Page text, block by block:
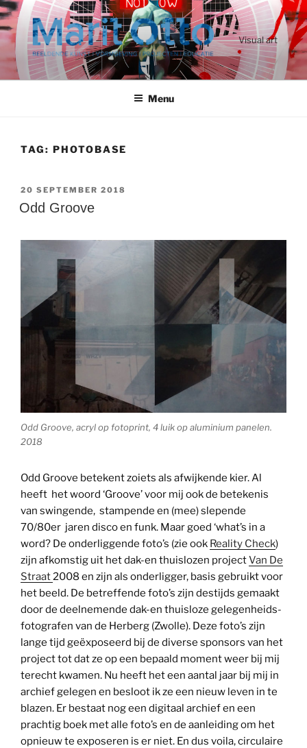
Ga
naar
de
inhoud
Visual art
Menu
TAG: PHOTOBASE
GEPLAATST
OP
20 SEPTEMBER 2018
Odd Groove
Odd Groove, acryl op fotoprint, 4 luik op aluminium panelen.
2018
Odd Groove betekent zoiets als afwijkende kier. Al
heeft het woord ‘Groove’ voor mij ook de betekenis
van swingende, stampende en (mee) slepende
70/80er jaren disco en funk. Maar goed ‘what’s in a
word? De onderliggende foto’s (zie ook Reality Check)
zijn afkomstig uit het dak-en thuislozen projectVan De
Straat2008 en zijn als onderligger, basis gebruikt voor
het beeld. De betreffende foto’s zijn destijds gemaakt
door de deelnemende dak-en thuisloze gelegenheids-
fotografen van de Herberg (Zwolle). Deze foto’s zijn
lange tijd geëxposeerd bij de diverse sponsors van het
project tot dat ze op een bepaald moment weer bij mij
terecht kwamen. Nu heeft het een aantal jaar bij mij in
archief gelegen en besloot ik ze een nieuw leven in te
blazen. Er bestaat nog een digitaal archief en een
prachtig boek met alle foto’s en de aanleiding om het
opnieuw te exposeren is er niet. En dus voila, circulaire